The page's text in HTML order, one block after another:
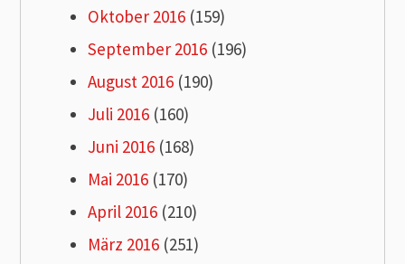
Oktober 2016 (159)
September 2016 (196)
August 2016 (190)
Juli 2016 (160)
Juni 2016 (168)
Mai 2016 (170)
April 2016 (210)
März 2016 (251)